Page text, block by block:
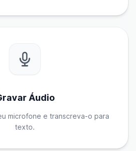
Áudio
microfone e transcreva-o para
texto.